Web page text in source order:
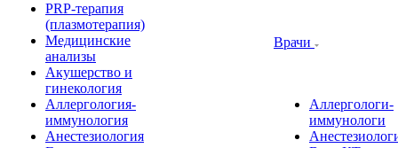
PRP-терапия
(плазмотерапия)
Медицинские
анализы
Акушерство и
гинекология
Аллергология-
иммунология
Анестезиология
Врачи
Аллергологи-
иммунологи